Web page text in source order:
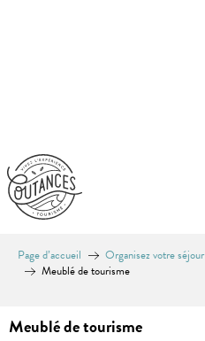
Page d’accueil Organisez votre séjour
Meublé de tourisme
Meublé de tourisme